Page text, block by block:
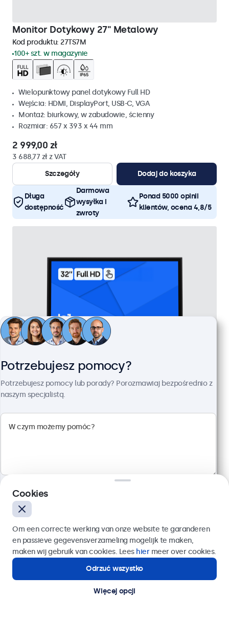
Monitor Dotykowy 27" Metalowy
Kod produktu: 27TS7M
100+ szt. w magazynie
Wielopunktowy panel dotykowy Full HD
Wejścia: HDMI, DisplayPort, USB-C, VGA
Montaż: biurkowy, w zabudowie, ścienny
Rozmiar: 657 x 393 x 44 mm
2 999,00 zł
3 688,77 zł z VAT
Szczegóły
Dodaj do koszyka
Długa
dostępność
Darmowa
wysyłka i
zwroty
Ponad 5000 opinii
klientów, ocena 4,8/5
Monitor Dotykowy 32" Metalowy
Kod produktu:32TS7M
3 099,00 zł
3 811,77 zł z VAT
Szczegóły
Dodaj do koszyka
Potrzebujesz pomocy?
Potrzebujesz pomocy lub porady? Porozmawiaj bezpośrednio z
naszym specjalistą.
Wyślij
Lub zadzwoń pod numer:22 397 04 43
Potrzebujesz pomocy?
Kontakt ze specjalistą.
Cookies
Om een correcte werking van onze website te garanderen
en passieve gegevensverzameling mogelijk te maken,
maken wij gebruik van cookies. Lees hiermeer over cookies.
Odrzuć wszystko
Więcej opcji